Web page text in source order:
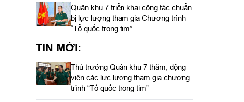
Quân khu 7 triển khai công tác chuẩn
bị lực lượng tham gia Chương trình
“Tổ quốc trong tim”
TIN MỚI:
Thủ trưởng Quân khu 7 thăm, động
viên các lực lượng tham gia chương
trình “Tổ quốc trong tim”